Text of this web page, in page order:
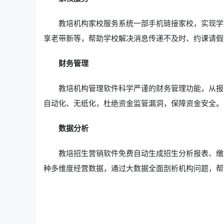
教培机构家校服务系统一部手机链接家校，实现
享老带新等，帮助学校解决消息传递不及时、约课请
财务管理
教培机构管理软件科学严谨的财务管理功能，从
自动化、无纸化，杜绝资金监管漏洞，保障资金安全。
数据分析
教培招生营销软件免费自动生成招生分析报表、
种多维度经营数据，通过大数据全面剖析机构问题，